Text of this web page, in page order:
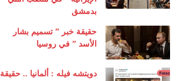
بدمشق
حقيقة خبر ” تسميم بشار
الأسد ” في روسيا
دويتشه فيله : ألمانيا .. حقيقة